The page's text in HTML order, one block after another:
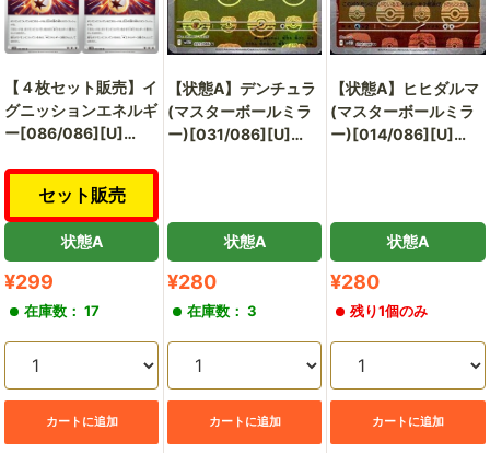
【４枚セット販売】イ
グニッションエネルギ
ー[086/086][U]
セット販売
状態A
販
価
格
¥299
在庫数： 17
カートに追加
【状態A】デンチュラ
(マスターボールミラ
ー)[031/086][U]
状態A
販
価
格
¥280
在庫数： 3
カートに追加
【状態A】ヒヒダルマ
(マスターボールミラ
ー)[014/086][U]
状態A
販
価
格
¥280
残り1個のみ
カートに追加